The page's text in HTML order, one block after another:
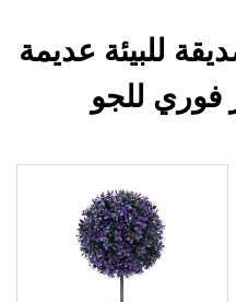
للبيئة عديمة
فوري للجو